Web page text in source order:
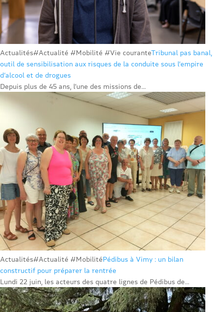
Actualités#Actualité #Mobilité #Vie couranteTribunal pas banal,
outil de sensibilisation aux risques de la conduite sous l’empire
d’alcool et de drogues
Depuis plus de 45 ans, l’une des missions de...
Actualités#Actualité #MobilitéPédibus à Vimy : un bilan
constructif pour préparer la rentrée
Lundi 22 juin, les acteurs des quatre lignes de Pédibus de...